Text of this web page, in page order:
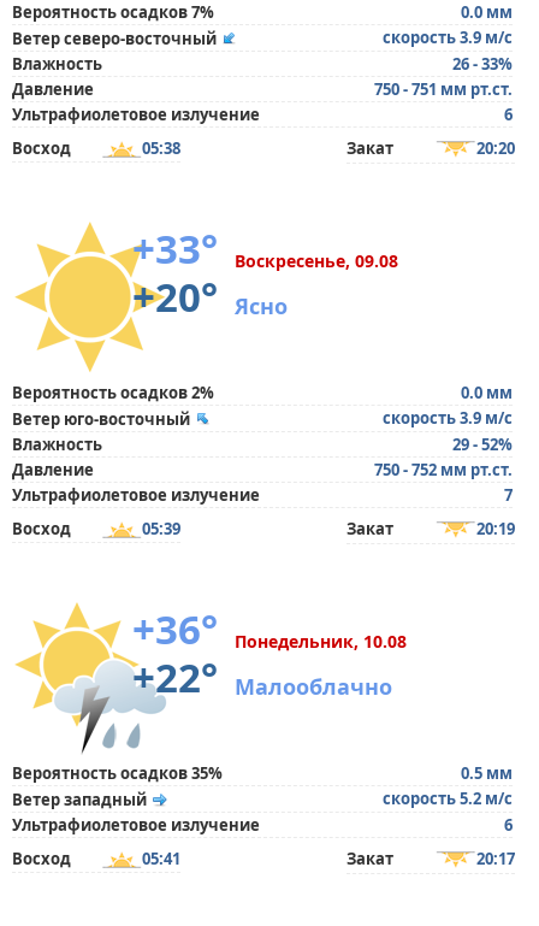
Вероятность осадков 7%
0.0 мм
Ветер северо-восточный
скорость 3.9 м/с
Влажность
26 - 33%
Давление
750 - 751 мм рт.ст.
Ультрафиолетовое излучение
6
Восход
05:38 Закат 20:20
+33°
+20°
Воскресенье, 09.08
Ясно
Вероятность осадков 2%
0.0 мм
Ветер юго-восточный
скорость 3.9 м/с
Влажность
29 - 52%
Давление
750 - 752 мм рт.ст.
Ультрафиолетовое излучение
7
Восход
05:39 Закат 20:19
+36°
+22°
Понедельник, 10.08
Малооблачно
Вероятность осадков 35%
0.5 мм
Ветер западный
скорость 5.2 м/с
Ультрафиолетовое излучение
6
Восход
05:41 Закат 20:17